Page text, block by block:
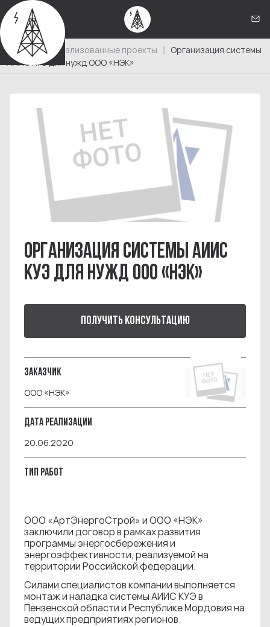
Главная Реализованные проекты
Организация системы
АИИС КУЭ для нужд ООО «НЭК»
ОРГАНИЗАЦИЯ СИСТЕМЫ АИИС
КУЭ ДЛЯ НУЖД ООО «НЭК»
ПОЛУЧИТЬ КОНСУЛЬТАЦИЮ
ЗАКАЗЧИК
ООО «НЭК»
ДАТА РЕАЛИЗАЦИИ
20.06.2020
ТИП РАБОТ
ООО «АртЭнергоСтрой» и ООО «НЭК»
заключили договор в рамках развития
программы энергосбережения и
энергоэффективности, реализуемой на
территории Российской федерации.
Силами специалистов компании выполняется
монтаж и наладка системы АИИС КУЭ в
Пензенской области и Республике Мордовия на
ведущих предприятиях регионов.